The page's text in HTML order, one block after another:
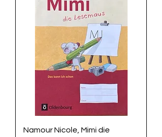
Namour Nicole, Mimi die